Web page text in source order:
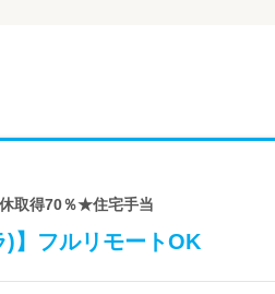
取得70％★住宅手当
)】フルリモートOK